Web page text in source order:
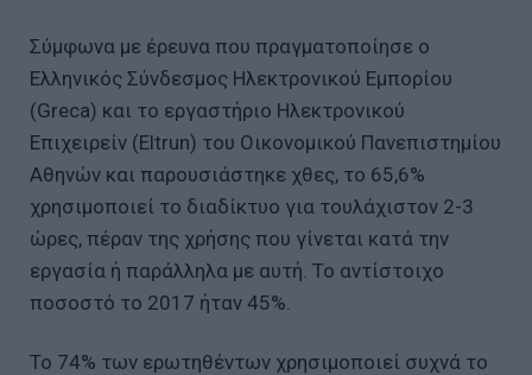
Σύμφωνα με έρευνα που πραγματοποίησε ο
Ελληνικός Σύνδεσμος Ηλεκτρονικού Εμπορίου
(Greca) και το εργαστήριο Ηλεκτρονικού
Επιχειρείν (Eltrun) του Οικονομικού Πανεπιστημίου
Αθηνών και παρουσιάστηκε χθες, το 65,6%
χρησιμοποιεί το διαδίκτυο για τουλάχιστον 2-3
ώρες, πέραν της χρήσης που γίνεται κατά την
εργασία ή παράλληλα με αυτή. Το αντίστοιχο
ποσοστό το 2017 ήταν 45%.
Το 74% των ερωτηθέντων χρησιμοποιεί συχνά το